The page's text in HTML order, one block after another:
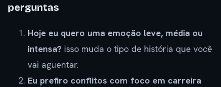
perguntas
Hoje eu quero uma emoção leve, média ou
intensa? isso muda o tipo de história que você
vai aguentar.
Eu prefiro conflitos com foco em carreira